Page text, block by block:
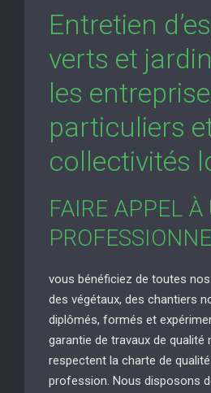
Entretien
verts et
les
particuliers
collectivités
FAIRE APPEL À
vous bénéficiez de toutes
des végétaux, des chantiers
diplômés, formés et
garantie de travaux de qualité
respectent la charte de
profession. Nous disposons